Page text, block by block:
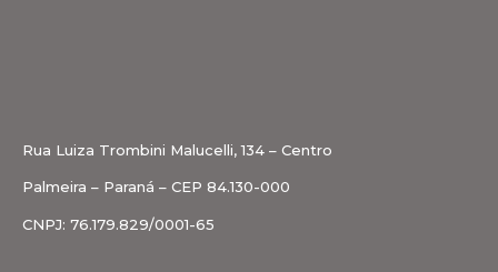
Rua Luiza Trombini Malucelli, 134 – Centro
Palmeira – Paraná – CEP 84.130-000
CNPJ: 76.179.829/0001-65